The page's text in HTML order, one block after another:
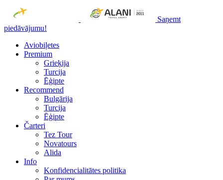
Saņemt
piedāvājumu!
Aviobiļetes
Premium
Grieķija
Turcija
Ēģipte
Recommend
Bulgārija
Turcija
Ēģipte
Čarteri
Tez Tour
Novatours
Alida
Info
Konfidencialitātes politika